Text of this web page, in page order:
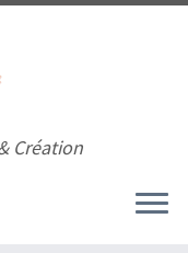
Création